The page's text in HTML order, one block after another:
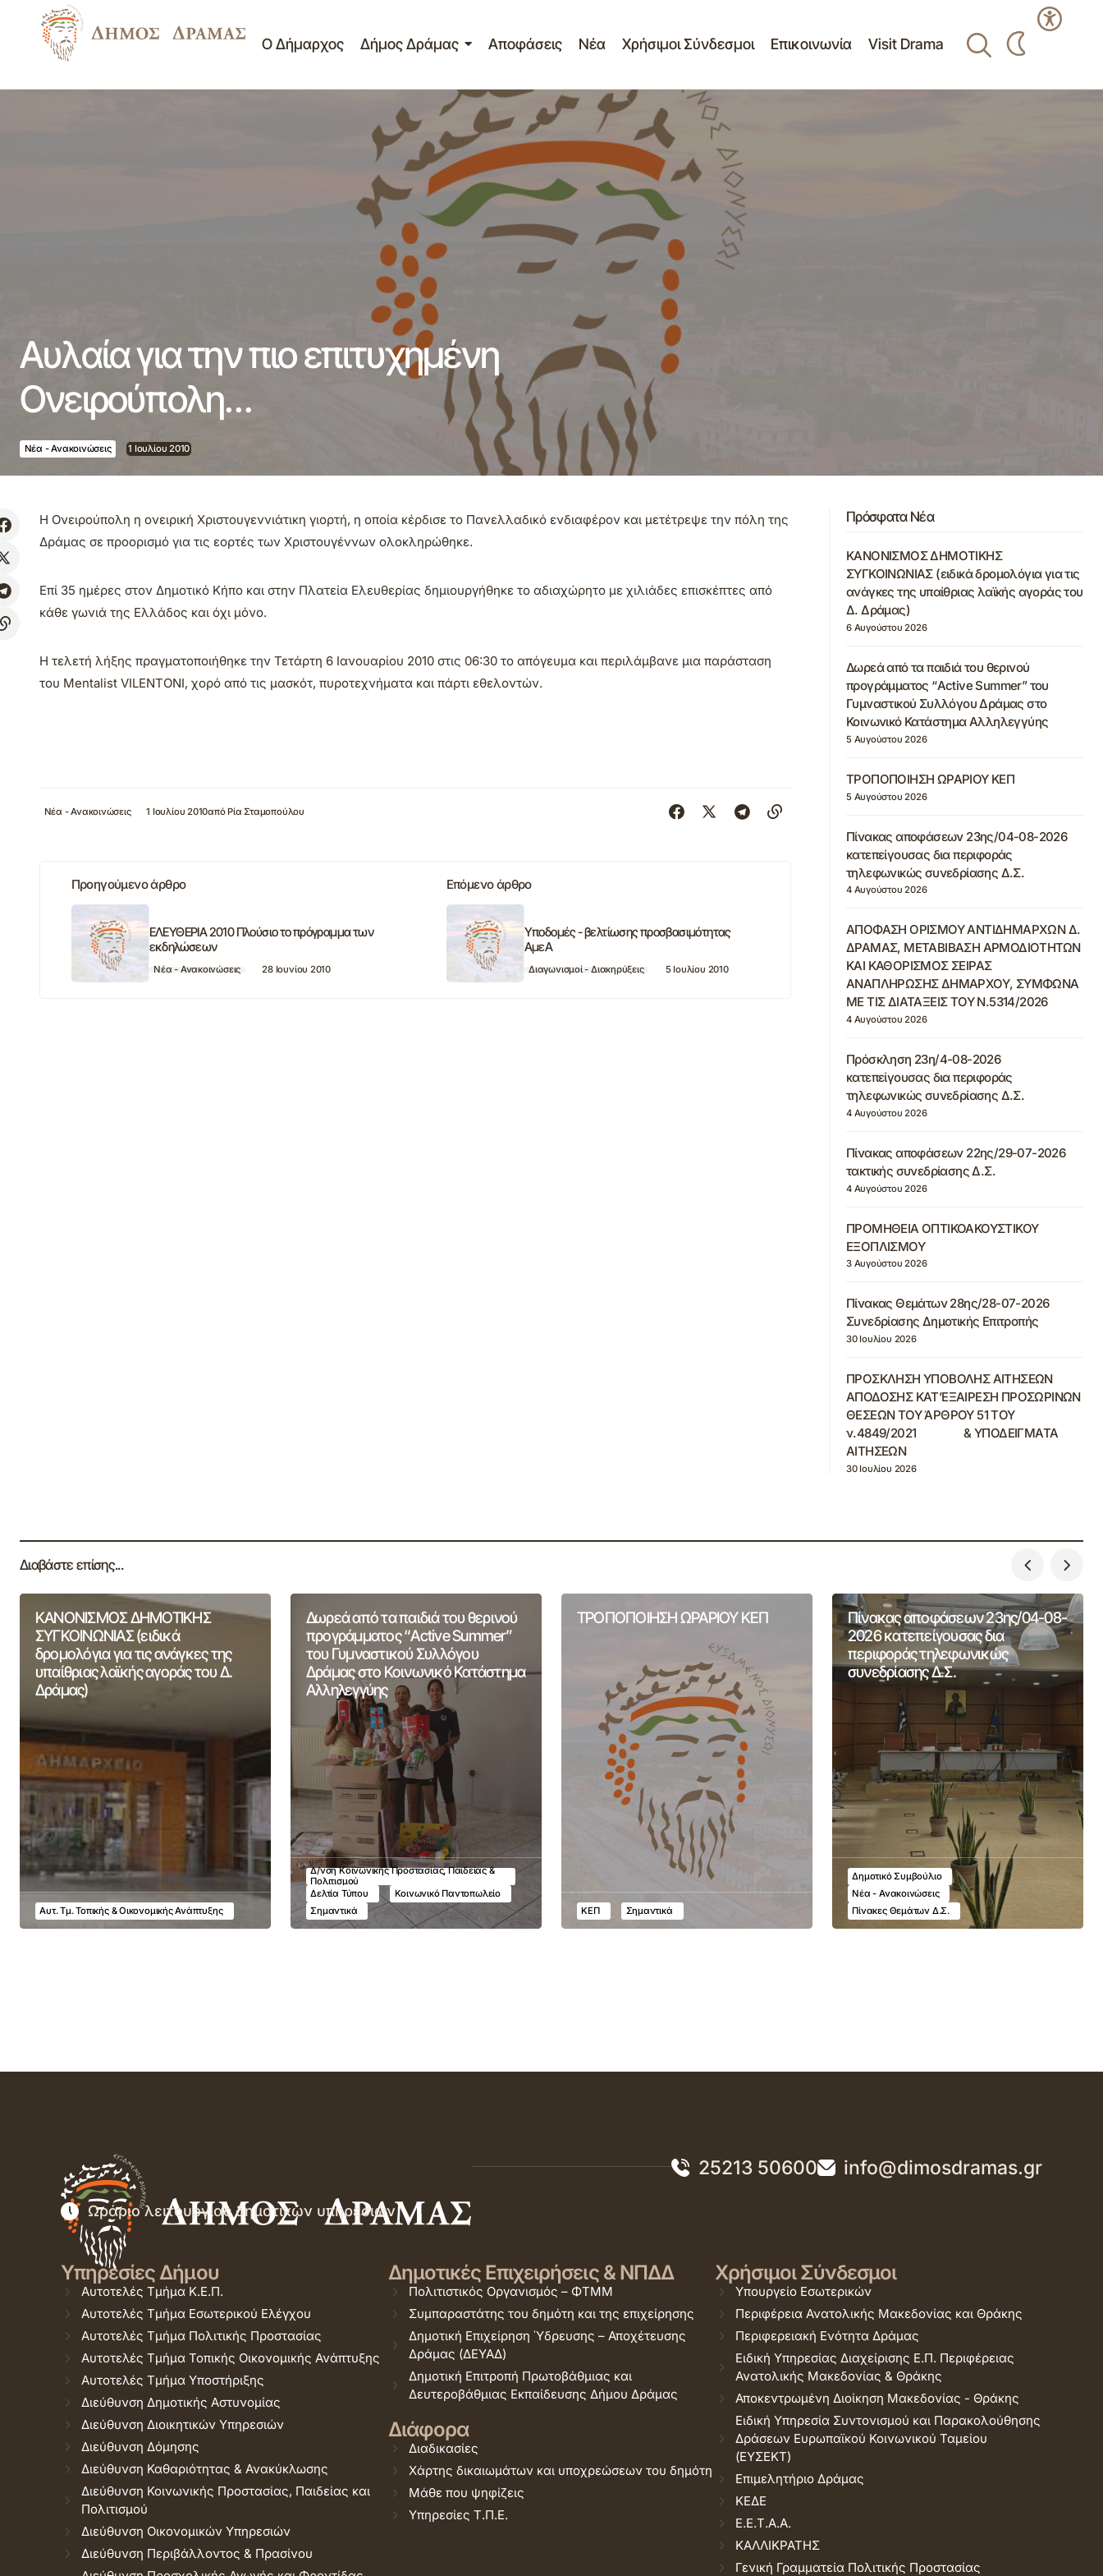
Ο Δήμαρχος Δήμος Δράμας Αποφάσεις Νέα Χρήσιμοι Σύνδεσμοι Επικοινωνία Visit Drama
Νέα - Ανακοινώσεις Αυλαία για την πιο επιτυχημένη Ονειρούπολη…
Αυλαία για την πιο επιτυχημένη
Ονειρούπολη…
Νέα - Ανακοινώσεις 1 Ιουλίου 2010
Η Ονειρούπολη η ονειρική Χριστουγεννιάτικη γιορτή, η οποία κέρδισε το Πανελλαδικό ενδιαφέρον και μετέτρεψε την πόλη της
Δράμας σε προορισμό για τις εορτές των Χριστουγέννων ολοκληρώθηκε.
Επί 35 ημέρες στον Δημοτικό Κήπο και στην Πλατεία Ελευθερίας δημιουργήθηκε το αδιαχώρητο με χιλιάδες επισκέπτες από
κάθε γωνιά της Ελλάδος και όχι μόνο.
Η τελετή λήξης πραγματοποιήθηκε την Τετάρτη 6 Ιανουαρίου 2010 στις 06:30 το απόγευμα και περιλάμβανε μια παράσταση
του Mentalist VILENTONI, χορό από τις μασκότ, πυροτεχνήματα και πάρτι εθελοντών.
Νέα - Ανακοινώσεις 1 Ιουλίου 2010από Ρία Σταμοπούλου
Προηγούμενο άρθρο
ΕΛΕΥΘΕΡΙΑ 2010 Πλούσιο το πρόγραμμα των
εκδηλώσεων
Νέα - Ανακοινώσεις 28 Ιουνίου 2010
Επόμενο άρθρο
Υποδομές - βελτίωσης προσβασιμότητας
ΑμεΑ
Διαγωνισμοί - Διακηρύξεις 5 Ιουλίου 2010
Πρόσφατα Νέα
ΚΑΝΟΝΙΣΜΟΣ ΔΗΜΟΤΙΚΗΣ
ΣΥΓΚΟΙΝΩΝΙΑΣ (ειδικά δρομολόγια για τις
ανάγκες της υπαίθριας λαϊκής αγοράς του
Δ. Δράμας)
6 Αυγούστου 2026
Δωρεά από τα παιδιά του θερινού
προγράμματος “Active Summer” του
Γυμναστικού Συλλόγου Δράμας στο
Κοινωνικό Κατάστημα Αλληλεγγύης
5 Αυγούστου 2026
ΤΡΟΠΟΠΟΙΗΣΗ ΩΡΑΡΙΟΥ ΚΕΠ
5 Αυγούστου 2026
Πίνακας αποφάσεων 23ης/04-08-2026
κατεπείγουσας δια περιφοράς
τηλεφωνικώς συνεδρίασης Δ.Σ.
4 Αυγούστου 2026
ΑΠΟΦΑΣΗ ΟΡΙΣΜΟΥ ΑΝΤΙΔΗΜΑΡΧΩΝ Δ.
ΔΡΑΜΑΣ, ΜΕΤΑΒΙΒΑΣΗ ΑΡΜΟΔΙΟΤΗΤΩΝ
ΚΑΙ ΚΑΘΟΡΙΣΜΟΣ ΣΕΙΡΑΣ
ΑΝΑΠΛΗΡΩΣΗΣ ΔΗΜΑΡΧΟΥ, ΣΥΜΦΩΝΑ
ΜΕ ΤΙΣ ΔΙΑΤΑΞΕΙΣ ΤΟΥ Ν.5314/2026
4 Αυγούστου 2026
Πρόσκληση 23η/4-08-2026
κατεπείγουσας δια περιφοράς
τηλεφωνικώς συνεδρίασης Δ.Σ.
4 Αυγούστου 2026
Πίνακας αποφάσεων 22ης/29-07-2026
τακτικής συνεδρίασης Δ.Σ.
4 Αυγούστου 2026
ΠΡΟΜΗΘΕΙΑ ΟΠΤΙΚΟΑΚΟΥΣΤΙΚΟΥ
ΕΞΟΠΛΙΣΜΟΥ
3 Αυγούστου 2026
Πίνακας Θεμάτων 28ης/28-07-2026
Συνεδρίασης Δημοτικής Επιτροπής
30 Ιουλίου 2026
ΠΡΟΣΚΛΗΣΗ ΥΠΟΒΟΛΗΣ ΑΙΤΗΣΕΩΝ
ΑΠΟΔΟΣΗΣ ΚΑΤ’ΕΞΑΙΡΕΣΗ ΠΡΟΣΩΡΙΝΩΝ
ΘΕΣΕΩΝ ΤΟΥ ΆΡΘΡΟΥ 51 ΤΟΥ
ν.4849/2021 & ΥΠΟΔΕΙΓΜΑΤΑ
ΑΙΤΗΣΕΩΝ
30 Ιουλίου 2026
Διαβάστε επίσης...
ΚΑΝΟΝΙΣΜΟΣ ΔΗΜΟΤΙΚΗΣ
ΣΥΓΚΟΙΝΩΝΙΑΣ (ειδικά
δρομολόγια για τις ανάγκες της
υπαίθριας λαϊκής αγοράς του Δ.
Δράμας)
Αυτ. Τμ. Τοπικής & Οικονομικής Ανάπτυξης
Δωρεά από τα παιδιά του θερινού
προγράμματος “Active Summer”
του Γυμναστικού Συλλόγου
Δράμας στο Κοινωνικό Κατάστημα
Αλληλεγγύης
Δ/νση Κοινωνικής Προστασίας, Παιδείας &
Πολιτισμού
Δελτία Τύπου
Κοινωνικό Παντοπωλείο
Σημαντικά
ΤΡΟΠΟΠΟΙΗΣΗ ΩΡΑΡΙΟΥ ΚΕΠ
ΚΕΠ Σημαντικά
Πίνακας αποφάσεων 23ης/04-08-
2026 κατεπείγουσας δια
περιφοράς τηλεφωνικώς
συνεδρίασης Δ.Σ.
Δημοτικό Συμβούλιο
Νέα - Ανακοινώσεις
Πίνακες Θεμάτων Δ.Σ.
25213 50600 info@dimosdramas.gr
Ωράριο λειτουργίας δημοτικών υπηρεσιών
Υπηρεσίες Δήμου
Αυτοτελές Τμήμα Κ.Ε.Π.
Αυτοτελές Τμήμα Εσωτερικού Ελέγχου
Αυτοτελές Τμήμα Πολιτικής Προστασίας
Αυτοτελές Τμήμα Τοπικής Οικονομικής Ανάπτυξης
Αυτοτελές Τμήμα Υποστήριξης
Διεύθυνση Δημοτικής Αστυνομίας
Διεύθυνση Διοικητικών Υπηρεσιών
Διεύθυνση Δόμησης
Διεύθυνση Καθαριότητας & Ανακύκλωσης
Διεύθυνση Κοινωνικής Προστασίας, Παιδείας και
Πολιτισμού
Διεύθυνση Οικονομικών Υπηρεσιών
Διεύθυνση Περιβάλλοντος & Πρασίνου
Δημοτικές Επιχειρήσεις & ΝΠΔΔ
Πολιτιστικός Οργανισμός – ΦΤΜΜ
Συμπαραστάτης του δημότη και της επιχείρησης
Δημοτική Επιχείρηση Ύδρευσης – Αποχέτευσης
Δράμας (ΔΕΥΑΔ)
Δημοτική Επιτροπή Πρωτοβάθμιας και
Δευτεροβάθμιας Εκπαίδευσης Δήμου Δράμας
Διάφορα
Διαδικασίες
Χάρτης δικαιωμάτων και υποχρεώσεων του δημότη
Μάθε που ψηφίζεις
Υπηρεσίες Τ.Π.Ε.
Χρήσιμοι Σύνδεσμοι
Υπουργείο Εσωτερικών
Περιφέρεια Ανατολικής Μακεδονίας και Θράκης
Περιφερειακή Ενότητα Δράμας
Ειδική Υπηρεσίας Διαχείρισης Ε.Π. Περιφέρειας
Ανατολικής Μακεδονίας & Θράκης
Αποκεντρωμένη Διοίκηση Μακεδονίας - Θράκης
Ειδική Υπηρεσία Συντονισμού και Παρακολούθησης
Δράσεων Ευρωπαϊκού Κοινωνικού Ταμείου
(ΕΥΣΕΚΤ)
Επιμελητήριο Δράμας
ΚΕΔΕ
Ε.Ε.Τ.Α.Α.
ΚΑΛΛΙΚΡΑΤΗΣ
Γενική Γραμματεία Πολιτικής Προστασίας